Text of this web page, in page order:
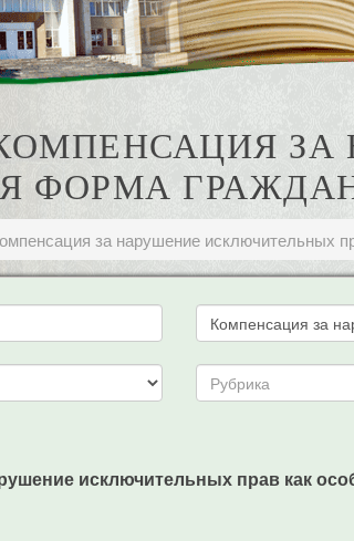
ФОРМА
за нарушение исключительных
исключительных прав как